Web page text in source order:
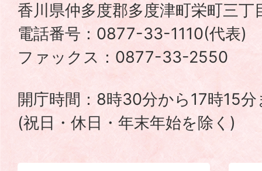
町
TADOTSU
TOWN
香川県仲多度郡多度津町栄町三
電話番号：0877-33-1110(代表)
ファックス：0877-33-2550
開庁時間：8時30分から17時15分
(祝日・休日・年末年始を除く)